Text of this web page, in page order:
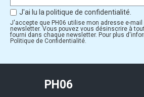
J'ai lu la politique de confidentialité.
J'accepte que PH06 utilise mon adresse e-mail
newsletter. Vous pouvez vous désinscrire à
fourni dans chaque newsletter. Pour plus
Politique de Confidentialité.
PH06